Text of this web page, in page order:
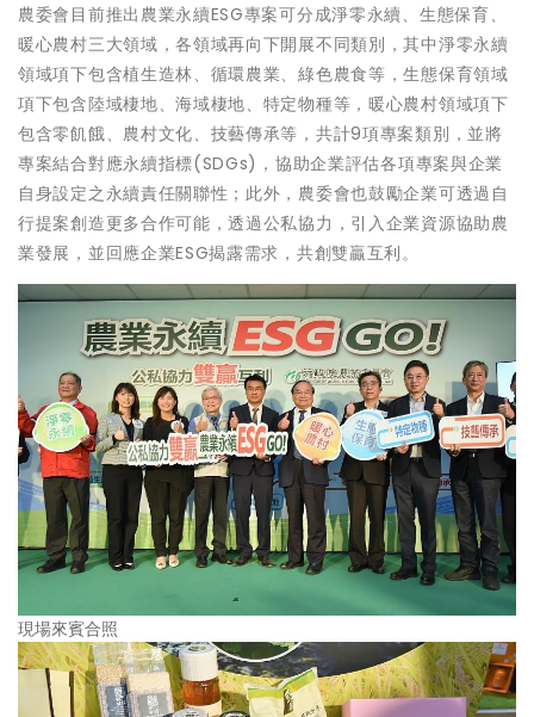
農委會目前推出農業永續ESG專案可分成淨零永續、生態保育、
暖心農村三大領域，各領域再向下開展不同類別，其中淨零永續
領域項下包含植生造林、循環農業、綠色農食等，生態保育領域
項下包含陸域棲地、海域棲地、特定物種等，暖心農村領域項下
包含零飢餓、農村文化、技藝傳承等，共計9項專案類別，並將
專案結合對應永續指標(SDGs)，協助企業評估各項專案與企業
自身設定之永續責任關聯性；此外，農委會也鼓勵企業可透過自
行提案創造更多合作可能，透過公私協力，引入企業資源協助農
業發展，並回應企業ESG揭露需求，共創雙贏互利。
現場來賓合照